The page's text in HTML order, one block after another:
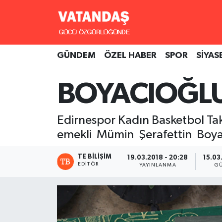
GÜNDEM ÖZEL HABER SPOR
Edirnespor Kadın Basketbol
emekli Mümin Şerafettin
TE BILIŞIM
EDITÖR
19.03.2018 - 20:28
YAYINLANMA
GÜNDEM
SAĞLIK
Hava Durumu
Süper Lig Puan Durumu ve Fikstür
Son Dakika Haberleri
Haber Arşivi